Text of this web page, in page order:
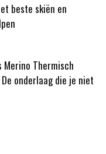
beste skiën en
Merino Thermisch
onderlaag die je niet